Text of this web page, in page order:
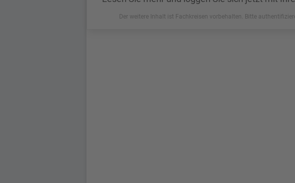
Der weitere Inhalt ist Fachkreisen vorbehalten. Bitte